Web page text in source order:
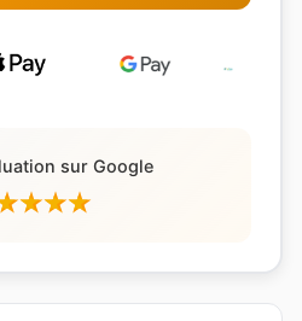
sur Google